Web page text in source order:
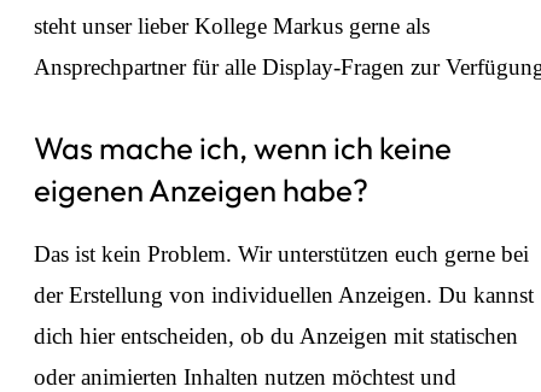
steht unser lieber Kollege Markus gerne als
Ansprechpartner für alle Display-Fragen zur
Was mache ich, wenn ich keine
eigenen Anzeigen habe?
Das ist kein Problem. Wir unterstützen euch gerne bei
der Erstellung von individuellen Anzeigen. Du kannst
dich hier entscheiden, ob du Anzeigen mit statischen
oder animierten Inhalten nutzen möchtest und